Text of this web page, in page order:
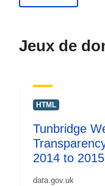
Jeux de
HTML
Tunbridge
2014 to 2015
data.gov.uk